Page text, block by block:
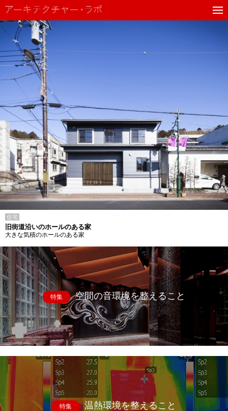
住宅
旧街道沿いのホールのある家
大きな気積のホールのある家
特集 空間の音環境を整えること
特集 温熱環境を整えること